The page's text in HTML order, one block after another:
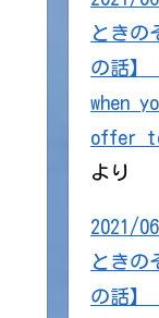
ときの
の話】
when
offer
より
2021/
ときの
の話】